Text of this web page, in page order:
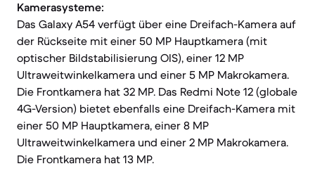
Kamerasysteme:
Das Galaxy A54 verfügt über eine Dreifach-Kamera auf
der Rückseite mit einer 50 MP Hauptkamera (mit
optischer Bildstabilisierung OIS), einer 12 MP
Ultraweitwinkelkamera und einer 5 MP Makrokamera.
Die Frontkamera hat 32 MP. Das Redmi Note 12 (globale
4G-Version) bietet ebenfalls eine Dreifach-Kamera mit
einer 50 MP Hauptkamera, einer 8 MP
Ultraweitwinkelkamera und einer 2 MP Makrokamera.
Die Frontkamera hat 13 MP.